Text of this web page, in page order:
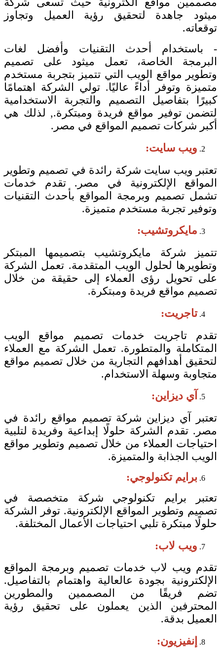
ميثود جاهدة لتحقيق رؤية العميل وتجاوز
توقعاته.
- باستخدام أحدث التقنيات وأفضل لغات
البرمجة الخاصة، تعمل ميثود على تصميم
وتطوير مواقع الويب التي تتميز بتجربة مستخدم
متميزة وتوفر أداءً عاليًا. تولي الشركة اهتمامًا
كبيرًا بتفاصيل التصميم والتجربة الاستخدامية
لتضمن توفير مواقع فريدة ومبتكرة., لذلك هي
أكبر شركات تصميم المواقع في مصر.
ويب سايت:
تعتبر ويب سايت شركة رائدة في تصميم وتطوير
المواقع الإلكترونية في مصر. تقدم خدمات
تشمل تصميم وبرمجة المواقع بأحدث التقنيات
وتوفير تجربة مستخدم متميزة.
مايكروتشيب:
تتميز شركة مايكروتشيب بتصميمها المبتكر
وتطويرها لحلول الويب المتقدمة. تعمل الشركة
على تحويل رؤى العملاء إلى حقيقة من خلال
تصميم مواقع فريدة ومبتكرة.
تاجريت:
تقدم تاجريت خدمات تصميم مواقع الويب
المتكاملة والمتطورة. تعمل الشركة مع العملاء
لتحقيق أهدافهم التجارية من خلال تصميم مواقع
متجاوبة وسهلة الاستخدام.
آي ديزاين:
تعتبر آي ديزاين شركة تصميم مواقع رائدة في
مصر. تقدم الشركة حلولًا إبداعية وفريدة لتلبية
احتياجات العملاء من خلال تصميم وتطوير مواقع
الويب الجذابة والمتميزة.
برايم تكنولوجي:
تعتبر برايم تكنولوجي شركة متخصصة في
تصميم وتطوير المواقع الإلكترونية. توفر الشركة
حلولًا مبتكرة تلبي احتياجات الأعمال المختلفة.
ويب لاب:
تقدم ويب لاب خدمات تصميم وبرمجة المواقع
الإلكترونية بجودة عالعالية واهتمام بالتفاصيل.
تضم فريقًا من المصممين والمطورين
المحترفين الذين يعملون على تحقيق رؤية
العميل بدقة.
إنفيزيون: